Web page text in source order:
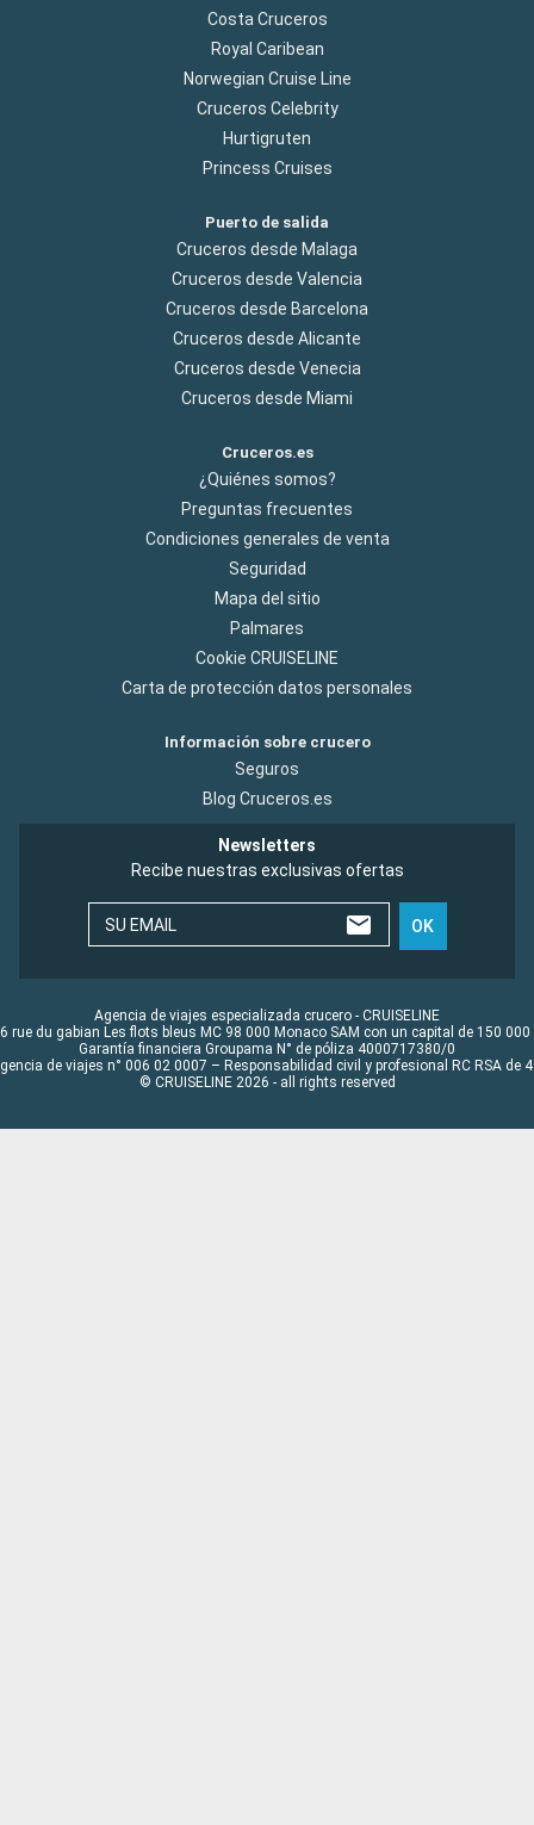
Costa Cruceros
Royal Caribean
Norwegian Cruise Line
Cruceros Celebrity
Hurtigruten
Princess Cruises
Puerto de salida
Cruceros desde Malaga
Cruceros desde Valencia
Cruceros desde Barcelona
Cruceros desde Alicante
Cruceros desde Venecia
Cruceros desde Miami
Cruceros.es
¿Quiénes somos?
Preguntas frecuentes
Condiciones generales de venta
Seguridad
Mapa del sitio
Palmares
Cookie CRUISELINE
Carta de protección datos personales
Información sobre crucero
Seguros
Blog Cruceros.es
Newsletters
Recibe nuestras exclusivas ofertas
SU EMAIL OK
Agencia de viajes especializada crucero - CRUISELINE
rue du gabian Les flots bleus MC 98 000 Monaco SAM con un capital de 150 000
Garantía financiera Groupama N° de póliza 4000717380/0
de viajes n° 006 02 0007 – Responsabilidad civil y profesional RC RSA de
© CRUISELINE 2026 - all rights reserved